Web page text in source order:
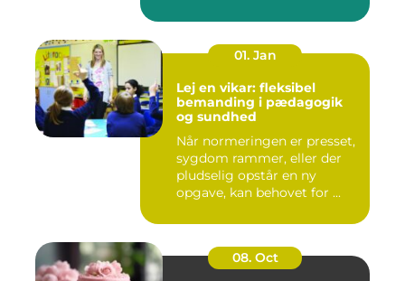
01. Jan
Lej en vikar: fleksibel
bemanding i pædagogik
og sundhed
Når normeringen er presset,
sygdom rammer, eller der
pludselig opstår en ny
opgave, kan behovet for ...
08. Oct